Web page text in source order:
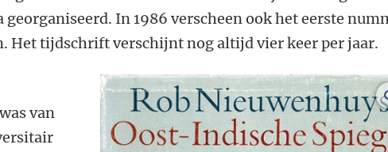
georganiseerd. In 1986 verscheen ook het eerste
Het tijdschrift verschijnt nog altijd vier keer per jaar.
van